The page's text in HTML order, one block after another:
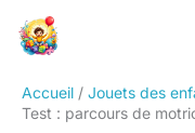
Accueil
Jouets des
Test : parcours de
Rechercher